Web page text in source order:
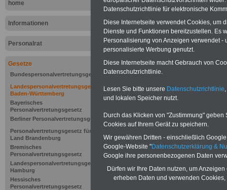
home
Informationen
Personalrat
Gesetze
Bundespersonalvertretungsgesetz
Landespersonalvertretungsgesetz
Baden-Württemberg
Bayerisches
Personalvertretungsgesetz
Berliner Personalvertretungsgesetz
Personalvertretungsgesetz für das
Land Brandenburg
Bremisches
Personalvertretungsgesetz
Landespersonalvertretungsgesetz
Hamburg
Hessisches
Personalvertretungsgesetz
- LPersVG)
Zur Übersicht
Datenschutzrichtlinie für elektronische
Diese Internetseite verwendet Cookies, um
Dienste und Funktionen bereitzustellen. Es
Personalisierung von Anzeigen verwendet
personalisierte Werbung genutzt.
Diese Internetseite macht Gebrauch von
Datenschutzrichtlinie.
Lesen Sie bitte unsere Datenschutzrichtlinie
und lokalen Speicher nutzt.
Durch das Klicken von "Zustimmung"
Cookies auf Ihrem Gerät zu speichern.
Wir gewähren Dritten - einschließlich
Google-Website "Datenschutzerklärung &
Google ihre personenbezogenen Daten
Dürfen wir Ihre Daten nutzen, um
erheben Daten und verwenden